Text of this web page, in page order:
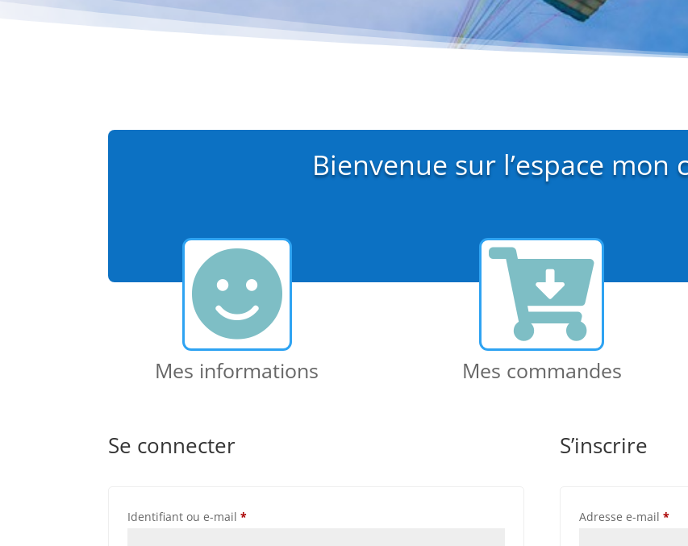
Bienvenue sur l’espace mon

Mes informations

Mes commandes
Se connecter
Identifiant ou e-mail*Obligatoire
S’inscrire
Adresse e-mail *